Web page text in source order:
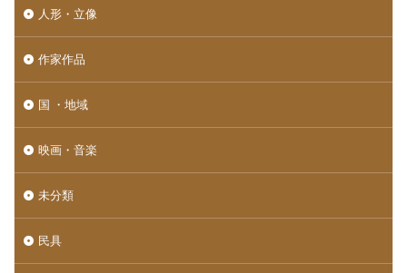
人形・立像
作家作品
国 ・地域
映画・音楽
未分類
民具